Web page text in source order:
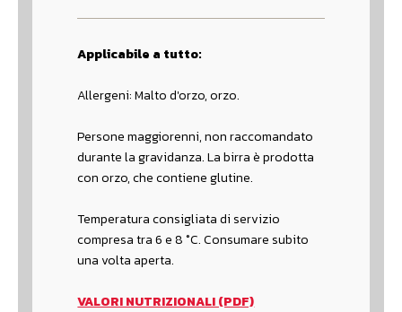
Applicabile a tutto:
Allergeni: Malto d'orzo, orzo.
Persone maggiorenni, non raccomandato
durante la gravidanza. La birra è prodotta
con orzo, che contiene glutine.
Temperatura consigliata di servizio
compresa tra 6 e 8 °C. Consumare subito
una volta aperta.
VALORI NUTRIZIONALI (PDF)